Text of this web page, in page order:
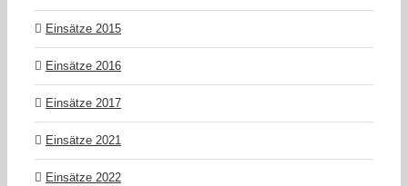
Einsätze 2015
Einsätze 2016
Einsätze 2017
Einsätze 2021
Einsätze 2022